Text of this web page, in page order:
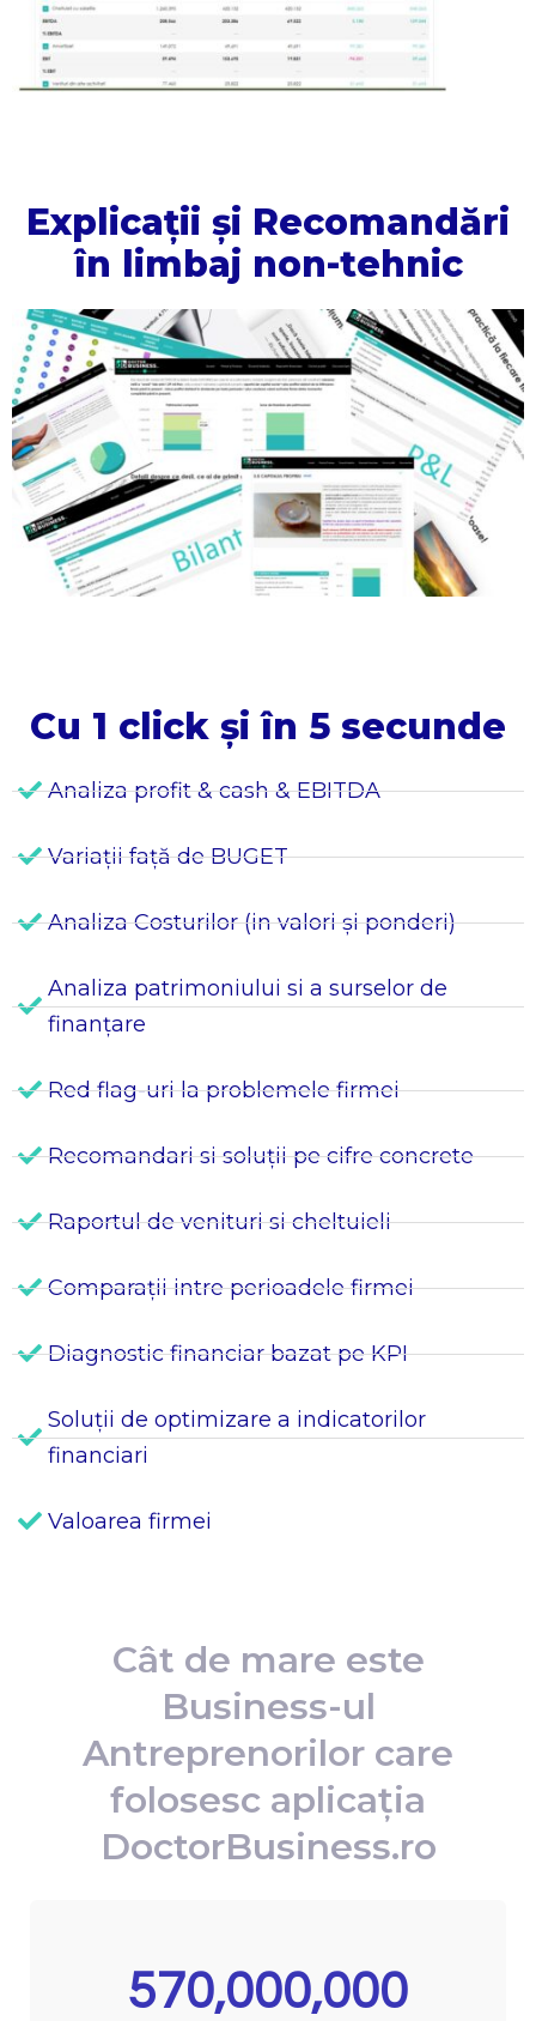
Explicații și Recomandări
în limbaj non-tehnic
Cu 1 click și în 5 secunde
Analiza profit & cash & EBITDA
Variații față de BUGET
Analiza Costurilor (in valori și ponderi)
Analiza patrimoniului si a surselor de
finanțare
Red flag-uri la problemele firmei
Recomandari si soluții pe cifre concrete
Raportul de venituri si cheltuieli
Comparații intre perioadele firmei
Diagnostic financiar bazat pe KPI
Soluții de optimizare a indicatorilor
financiari
Valoarea firmei
Cât de mare este
Business-ul
Antreprenorilor care
folosesc aplicația
DoctorBusiness.ro
570,000,000